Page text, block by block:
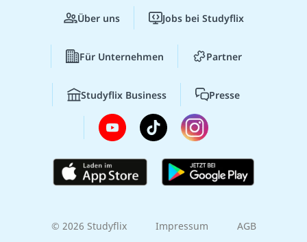
Über uns Jobs bei Studyflix
Für Unternehmen Partner
Studyflix Business Presse
© 2026 Studyflix Impressum AGB